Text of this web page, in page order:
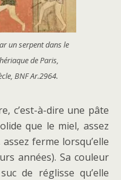
un serpent dans le
de Paris,
BNF Ar.2964.
c’est-à-dire une pâte
que le miel, assez
ferme lorsqu’elle
années). Sa couleur
de réglisse qu’elle